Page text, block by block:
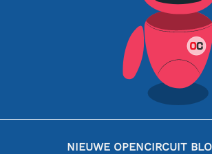
NIEUWE OPENCIRCUIT